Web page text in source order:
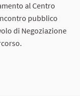
al Centro
pubblico
di Negoziazione